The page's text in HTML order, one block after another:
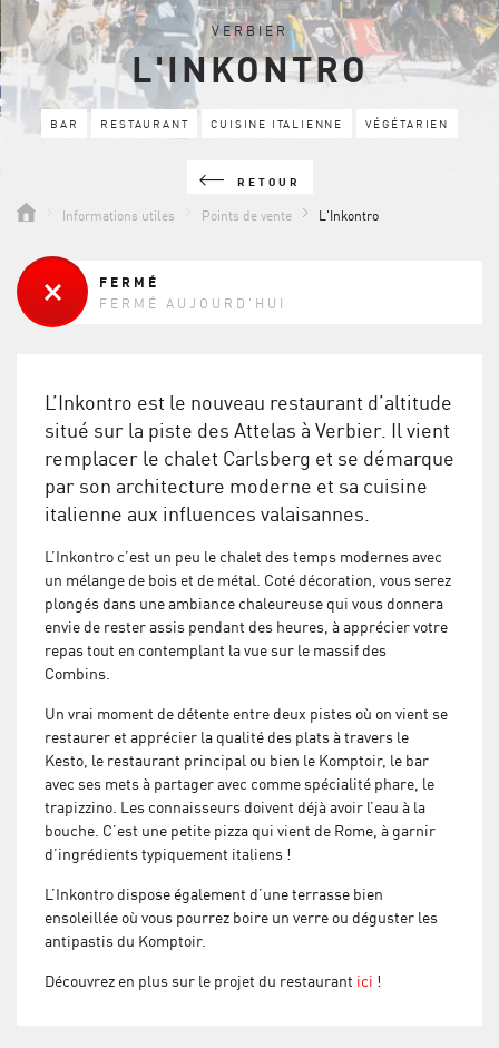
RETOUR
VERBIER
L'INKONTRO
BAR RESTAURANT CUISINE ITALIENNE VÉGÉTARIEN
Informations utiles Points de vente L'Inkontro
FERMÉ
FERMÉ AUJOURD'HUI
L’Inkontro est le nouveau restaurant d’altitude
situé sur la piste des Attelas à Verbier. Il vient
remplacer le chalet Carlsberg et se démarque
par son architecture moderne et sa cuisine
italienne aux influences valaisannes.
L’Inkontro c’est un peu le chalet des temps modernes avec
un mélange de bois et de métal. Coté décoration, vous serez
plongés dans une ambiance chaleureuse qui vous donnera
envie de rester assis pendant des heures, à apprécier votre
repas tout en contemplant la vue sur le massif des
Combins.
Un vrai moment de détente entre deux pistes où on vient se
restaurer et apprécier la qualité des plats à travers le
Kesto, le restaurant principal ou bien le Komptoir, le bar
avec ses mets à partager avec comme spécialité phare, le
trapizzino. Les connaisseurs doivent déjà avoir l’eau à la
bouche. C’est une petite pizza qui vient de Rome, à garnir
d’ingrédients typiquement italiens !
L’Inkontro dispose également d’une terrasse bien
ensoleillée où vous pourrez boire un verre ou déguster les
antipastis du Komptoir.
Découvrez en plus sur le projet du restaurant ici !